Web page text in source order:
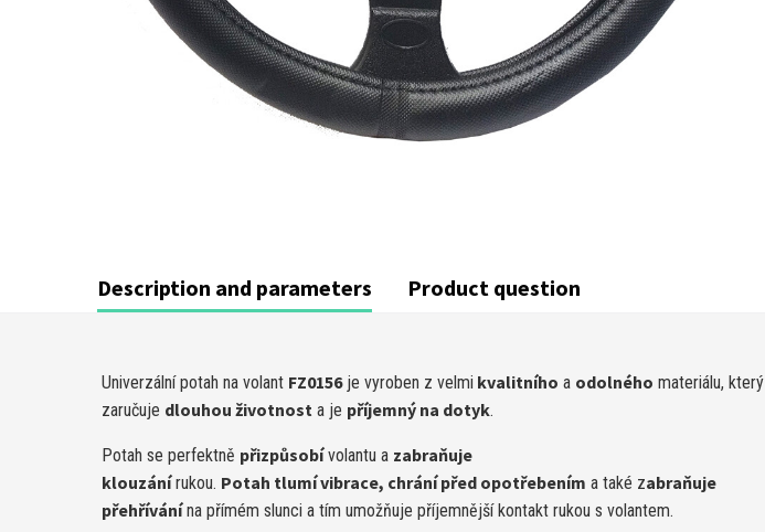
Description and parameters Product question
Univerzální potah na volant FZ0156je vyroben z velmi kvalitního a odolného materiálu, který
zaručuje dlouhou životnost a je příjemný na dotyk.
Potah se perfektně přizpůsobívolantu a zabraňuje
klouzánírukou. Potah tlumí vibrace, chrání před opotřebením a také zabraňuje
přehřívánína přímém slunci a tím umožňuje příjemnější kontakt rukou s volantem.